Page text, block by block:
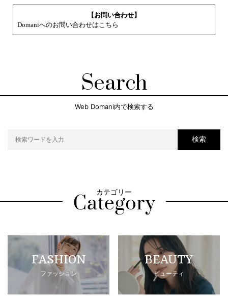
【お問い合わせ】
Domaniへのお問い合わせはこちら
Search
Web Domani内で検索する
検索
カテゴリー
FASHION
ファッション
BEAUTY
ビューティ